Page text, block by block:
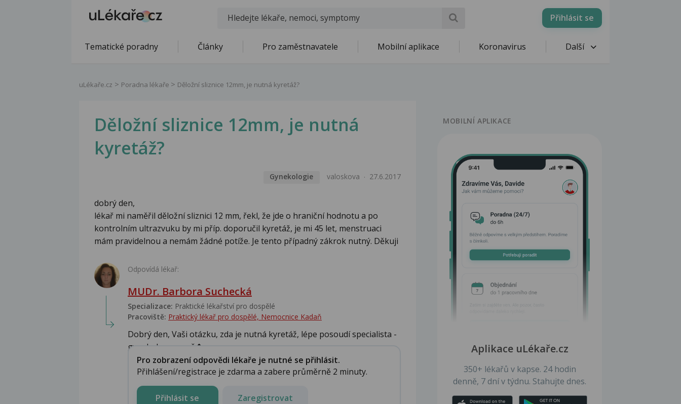
Přihlásit se
Tematické poradny Články Pro zaměstnavatele Mobilní aplikace Koronavirus Další
uLékaře.cz Poradna lékaře Děložní sliznice 12mm, je nutná kyretáž?
Děložní sliznice 12mm, je nutná
kyretáž?
Gynekologie valoskova 27.6.2017
dobrý den,
lékař mi naměřil děložní sliznici 12 mm, řekl, že jde o hraniční hodnotu a po
kontrolním ultrazvuku by mi příp. doporučil kyretáž, je mi 45 let, menstruaci
mám pravidelnou a nemám žádné potíže. Je tento případný zákrok nutný. Děkuji
Odpovídá lékař:
MUDr. Barbora Suchecká
Specializace: Praktické lékařství pro dospělé
Pracoviště: Praktický lékař pro dospělé, Nemocnice Kadaň
Dobrý den, Vaši otázku, zda je nutná kyretáž, lépe posoudí specialista -
gynekolog - z naš�...
Pro zobrazení odpovědi lékaře je nutné se přihlásit.
Přihlášení/registrace je zdarma a zabere průměrně 2 minuty.
Přihlásit se Zaregistrovat
MOBILNÍ APLIKACE
Aplikace uLékaře.cz
350+ lékařů v kapse. 24 hodin
denně, 7 dní v týdnu. Stahujte dnes.